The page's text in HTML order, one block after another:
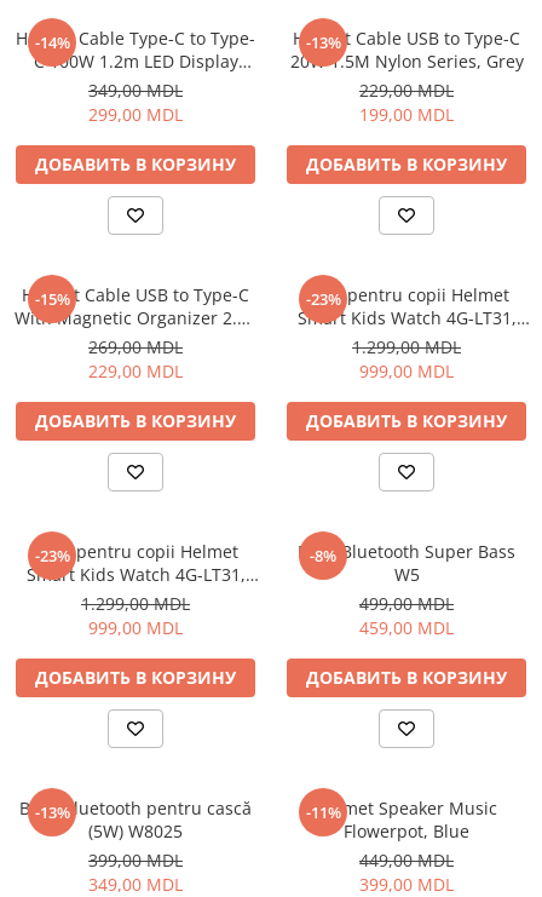
Климатизация
Вентиляторы
Кондиционеры
Нагреватели воды
Обогреватели
Очистители и увлажнители
Кухонная бытовая техника
Блендеры
Кофеварки
Микроволновые печи
Хлебопечки
Электрические печи
Электрогрили
Личный уход
Напольные весы
Плойки и утюжки
Фен щетки для волос
Фены для волос
Электрические зубные щётки и
Электробритвы
Уход за домом
Аппараты и Роботы для Мытья
-14%
Helmet Cable Type-C to Type-
C 100W 1.2m LED Display
Series, Black
349,00 MDL
299,00 MDL
ДОБАВИТЬ В КОРЗИНУ
-13%
Helmet Cable USB to Type-C
20W 1.5M Nylon Series, Grey
229,00 MDL
199,00 MDL
ДОБАВИТЬ В КОРЗИНУ
-15%
Helmet Cable USB to Type-C
With Magnetic Organizer 2.1A
1m, White
269,00 MDL
229,00 MDL
ДОБАВИТЬ В КОРЗИНУ
-23%
Ceas pentru copii Helmet
Smart Kids Watch 4G-LT31,
Black
1.299,00 MDL
999,00 MDL
ДОБАВИТЬ В КОРЗИНУ
-23%
Ceas pentru copii Helmet
Smart Kids Watch 4G-LT31,
Blue
1.299,00 MDL
999,00 MDL
ДОБАВИТЬ В КОРЗИНУ
-8%
Boxă Bluetooth Super Bass
W5
499,00 MDL
459,00 MDL
ДОБАВИТЬ В КОРЗИНУ
-13%
Boxă Bluetooth pentru cască
(5W) W8025
399,00 MDL
349,00 MDL
-11%
Helmet Speaker Music
Flowerpot, Blue
449,00 MDL
399,00 MDL